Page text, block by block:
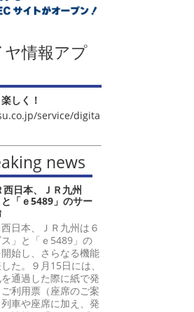
情報アプ
しく！
service/digita
news
西日本、ＪＲ九州
と「ｅ5489」のサー
日本、ＪＲ九州は６
」と「ｅ5489」の
始し、さらなる機能
た。９月15日には、
通過した際に紙で発
利用票（座席のご案
車や座席に加え、発